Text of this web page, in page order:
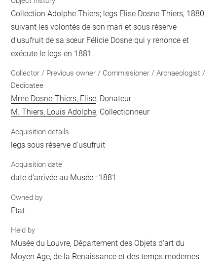
Collection Adolphe Thiers; legs Elise Dosne Thiers, 1880,
suivant les volontés de son mari et sous réserve
d’usufruit de sa sœur Félicie Dosne qui y renonce et
exécute le legs en 1881.
Collector / Previous owner / Commissioner / Archaeologist /
Dedicatee
Mme Dosne-Thiers, Elise, Donateur
M. Thiers, Louis Adolphe, Collectionneur
Acquisition details
legs sous réserve d'usufruit
Acquisition date
date d'arrivée au Musée : 1881
Owned by
Etat
Held by
Musée du Louvre, Département des Objets d'art du
Moyen Age, de la Renaissance et des temps modernes